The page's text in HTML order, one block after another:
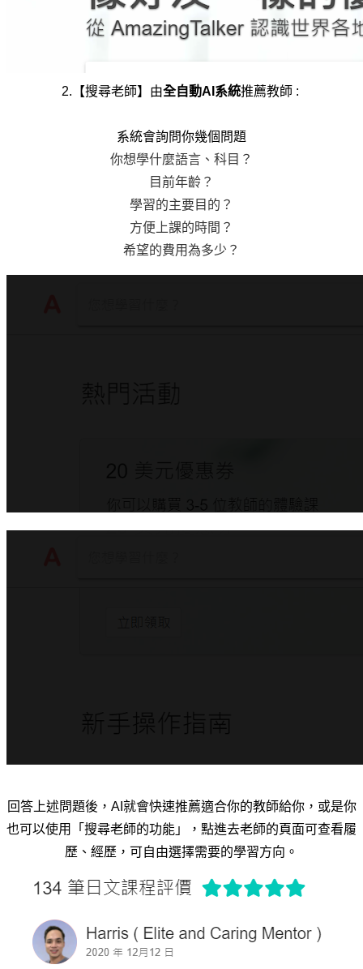
2.【搜尋老師】由全自動AI系統推薦教師 :
系統會詢問你幾個問題
你想學什麼語言、科目？
目前年齡？
學習的主要目的？
方便上課的時間？
希望的費用為多少 ？
回答上述問題後，AI就會快速推薦適合你的教師給你，或是你
也可以使用「搜尋老師的功能」， 點進去老師的頁面可查看履
歷、經歷，可自由選擇需要的學習方向。